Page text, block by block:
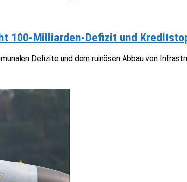
100-Milliarden-Defizit und
Defizite und dem ruinösen Abbau von